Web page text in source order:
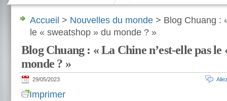
Accueil > Nouvelles du monde > Blog Chuang :
le « sweatshop » du monde ? »
Blog Chuang : « La Chine n’est-elle pas le
monde ? »
29/05/2023
Imprimer